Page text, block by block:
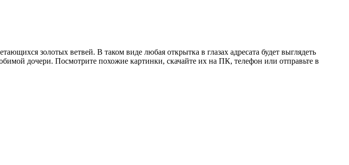
золотых ветвей. В таком виде любая открытка в глазах адресата будет выглядеть
дочери. Посмотрите похожие картинки, скачайте их на ПК, телефон или отправьте в